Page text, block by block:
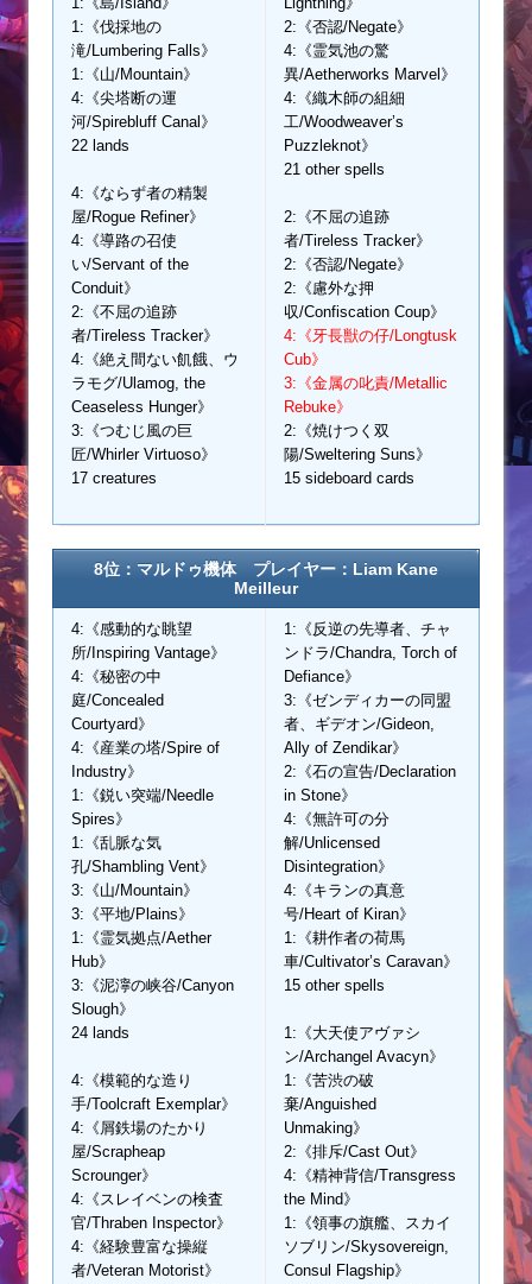
1:《伐採地の
滝/Lumbering Falls》
1:《山/Mountain》
4:《尖塔断の運
河/Spirebluff Canal》
22 lands
4:《ならず者の精製
屋/Rogue Refiner》
4:《導路の召使
い/Servant of the
Conduit》
2:《不屈の追跡
者/Tireless Tracker》
4:《絶え間ない飢餓、ウ
ラモグ/Ulamog, the
Ceaseless Hunger》
3:《つむじ風の巨
匠/Whirler Virtuoso》
17 creatures
2:《否認/Negate》
4:《霊気池の驚
異/Aetherworks Marvel》
4:《織木師の組細
工/Woodweaver’s
Puzzleknot》
21 other spells
2:《不屈の追跡
者/Tireless Tracker》
2:《否認/Negate》
2:《慮外な押
収/Confiscation Coup》
4:《牙長獣の仔/Longtusk
Cub》
3:《金属の叱責/Metallic
Rebuke》
2:《焼けつく双
陽/Sweltering Suns》
15 sideboard cards
8位：マルドゥ機体 プレイヤー：Liam Kane
Meilleur
4:《感動的な眺望
所/Inspiring Vantage》
4:《秘密の中
庭/Concealed
Courtyard》
4:《産業の塔/Spire of
Industry》
1:《鋭い突端/Needle
Spires》
1:《乱脈な気
孔/Shambling Vent》
3:《山/Mountain》
3:《平地/Plains》
1:《霊気拠点/Aether
Hub》
3:《泥濘の峡谷/Canyon
Slough》
24 lands
4:《模範的な造り
手/Toolcraft Exemplar》
4:《屑鉄場のたかり
屋/Scrapheap
Scrounger》
4:《スレイベンの検査
官/Thraben Inspector》
4:《経験豊富な操縦
者/Veteran Motorist》
1:《反逆の先導者、チャ
ンドラ/Chandra, Torch of
Defiance》
3:《ゼンディカーの同盟
者、ギデオン/Gideon,
Ally of Zendikar》
2:《石の宣告/Declaration
in Stone》
4:《無許可の分
解/Unlicensed
Disintegration》
4:《キランの真意
号/Heart of Kiran》
1:《耕作者の荷馬
車/Cultivator’s Caravan》
15 other spells
1:《大天使アヴァシ
ン/Archangel Avacyn》
1:《苦渋の破
棄/Anguished
Unmaking》
2:《排斥/Cast Out》
4:《精神背信/Transgress
the Mind》
1:《領事の旗艦、スカイ
ソブリン/Skysovereign,
Consul Flagship》